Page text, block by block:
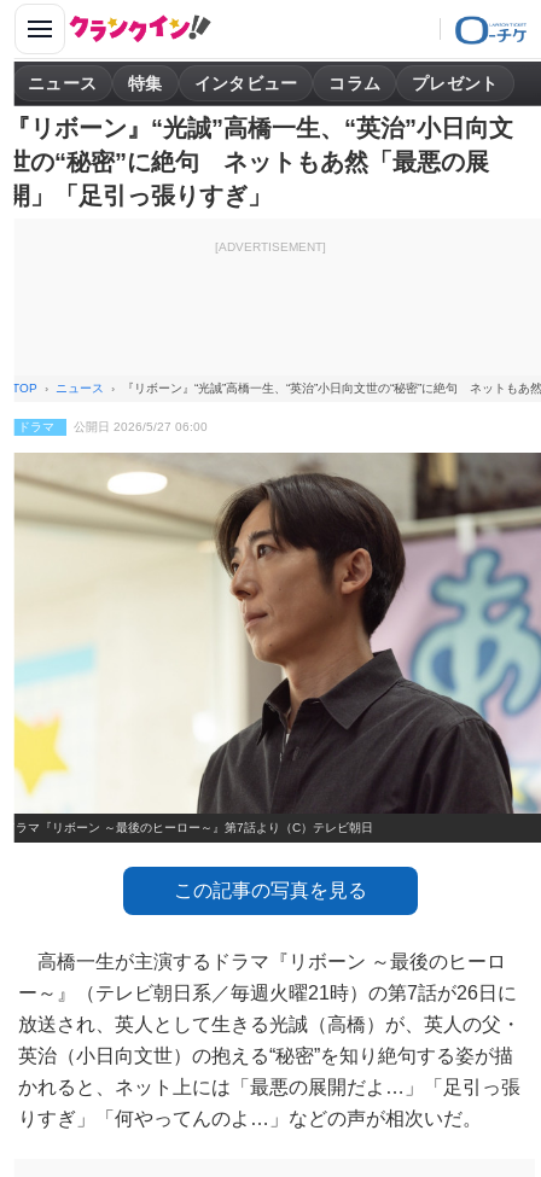
ニュース 特集 インタビュー コラム プレゼント
『リボーン』“光誠”高橋一生、“英治”小日向文
世の“秘密”に絶句 ネットもあ然「最悪の展
開」「足引っ張りすぎ」
[ADVERTISEMENT]
TOP ニュース 『リボーン』“光誠”高橋一生、“英治”小日向文世の“秘密”に絶句 ネットも
ドラマ 公開日 2026/5/27 06:00
ドラマ『リボーン ～最後のヒーロー～』第7話より（C）テレビ朝日
この記事の写真を見る
高橋一生が主演するドラマ『リボーン ～最後のヒーロ
ー～』（テレビ朝日系／毎週火曜21時）の第7話が26日に
放送され、英人として生きる光誠（高橋）が、英人の父・
英治（小日向文世）の抱える“秘密”を知り絶句する姿が描
かれると、ネット上には「最悪の展開だよ…」「足引っ張
りすぎ」「何やってんのよ…」などの声が相次いだ。